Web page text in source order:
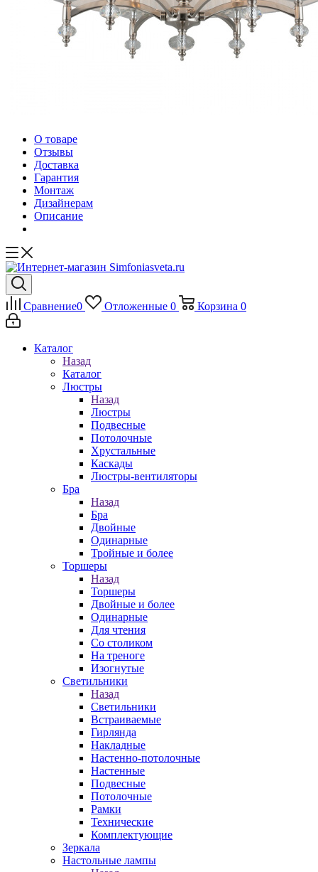
О товаре
Отзывы
Доставка
Гарантия
Монтаж
Дизайнерам
Описание
Сравнение0 Отложенные 0 Корзина 0
Каталог
Назад
Каталог
Люстры
Назад
Люстры
Подвесные
Потолочные
Хрустальные
Каскады
Люстры-вентиляторы
Бра
Назад
Бра
Двойные
Одинарные
Тройные и более
Торшеры
Назад
Торшеры
Двойные и более
Одинарные
Для чтения
Со столиком
На треноге
Изогнутые
Светильники
Назад
Светильники
Встраиваемые
Гирлянда
Накладные
Настенно-потолочные
Настенные
Подвесные
Потолочные
Рамки
Технические
Комплектующие
Зеркала
Настольные лампы